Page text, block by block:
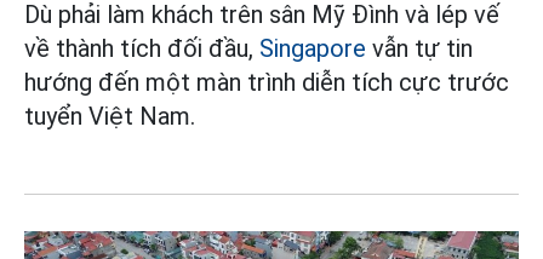
Dù phải làm khách trên sân Mỹ Đình và lép vế
về thành tích đối đầu, Singapore vẫn tự tin
hướng đến một màn trình diễn tích cực trước
tuyển Việt Nam.